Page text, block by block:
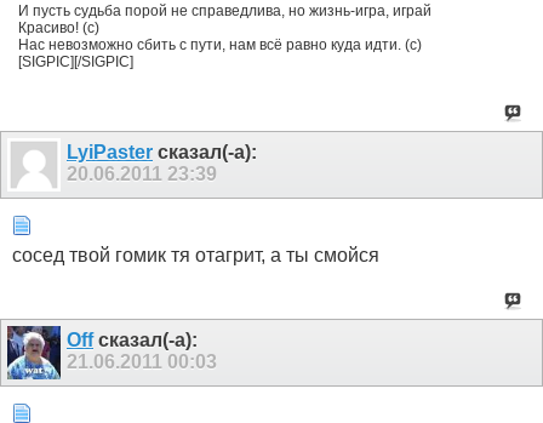
И пусть судьба порой не справедлива, но жизнь-игра, играй
Красиво! (с)
Нас невозможно сбить с пути, нам всё равно куда идти. (с)
[SIGPIC][/SIGPIC]
LyiPaster сказал(-а):
20.06.2011 23:39
сосед твой гомик тя отагрит, а ты смойся
Offсказал(-а):
21.06.2011 00:03